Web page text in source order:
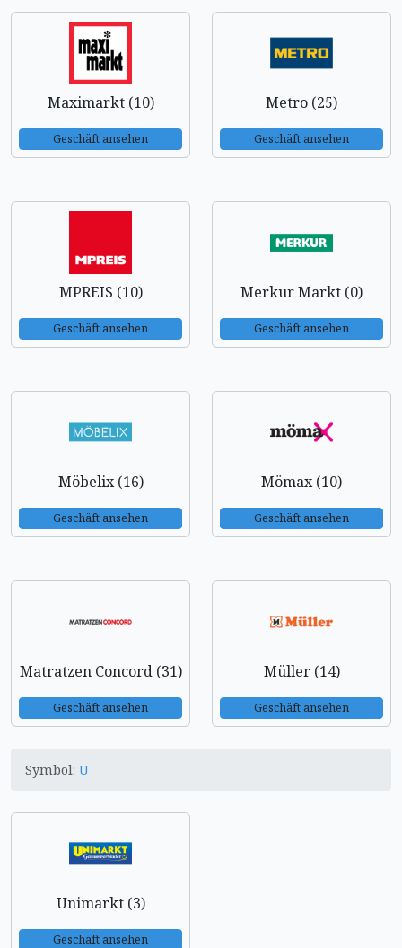
Maximarkt (10)
Geschäft ansehen
Metro (25)
Geschäft ansehen
MPREIS (10)
Geschäft ansehen
Merkur Markt (0)
Geschäft ansehen
Möbelix (16)
Geschäft ansehen
Mömax (10)
Geschäft ansehen
Matratzen Concord (31)
Geschäft ansehen
Müller (14)
Geschäft ansehen
Symbol: U
Unimarkt (3)
Geschäft ansehen